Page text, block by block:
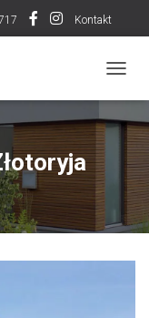
Kontakt
R
Z
N